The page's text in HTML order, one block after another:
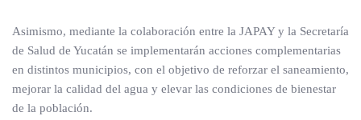
Asimismo, mediante la colaboración entre la JAPAY y la Secretaría
de Salud de Yucatán se implementarán acciones complementarias
en distintos municipios, con el objetivo de reforzar el saneamiento,
mejorar la calidad del agua y elevar las condiciones de bienestar
de la población.